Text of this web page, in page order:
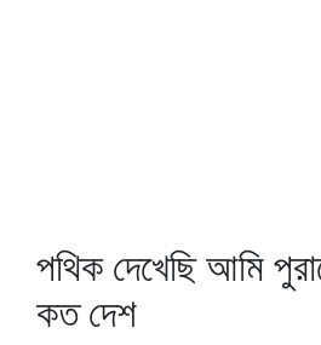
পথিক দেখেছি আমি
কত দেশ